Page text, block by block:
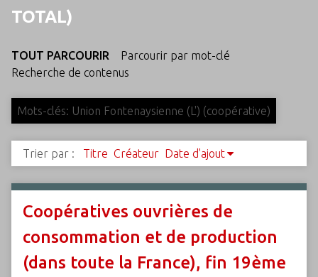
TOTAL)
TOUT PARCOURIR
Parcourir par mot-clé
Recherche de contenus
Mots-clés: Union Fontenaysienne (L') (coopérative)
Trier par : Titre Créateur Date d'ajout
Coopératives ouvrières de
consommation et de production
(dans toute la France), fin 19ème